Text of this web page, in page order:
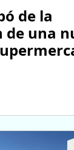
de la
una